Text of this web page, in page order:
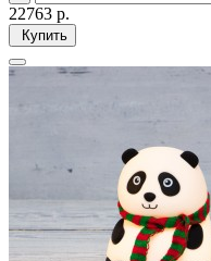
22763 р.
Купить